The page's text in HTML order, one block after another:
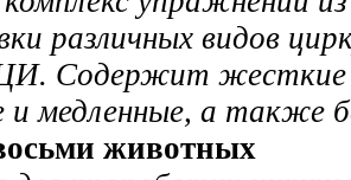
различных видов
Содержит жесткие
медленные, а также
животных